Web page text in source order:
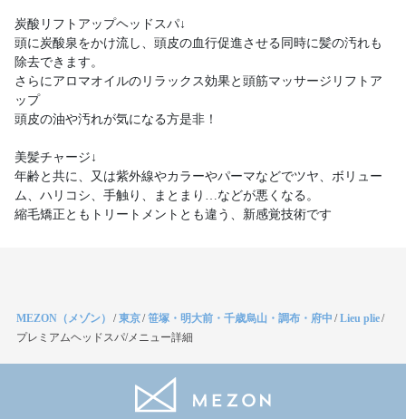
炭酸リフトアップヘッドスパ↓
頭に炭酸泉をかけ流し、頭皮の血行促進させる同時に髪の汚れも
除去できます。
さらにアロマオイルのリラックス効果と頭筋マッサージリフトア
ップ
頭皮の油や汚れが気になる方是非！
美髪チャージ↓
年齢と共に、又は紫外線やカラーやパーマなどでツヤ、ボリュー
ム、ハリコシ、手触り、まとまり…などが悪くなる。
縮毛矯正ともトリートメントとも違う、新感覚技術です
MEZON（メゾン） /東京/笹塚・明大前・千歳烏山・調布・府中 /Lieu plie/
プレミアムヘッドスパ/メニュー詳細